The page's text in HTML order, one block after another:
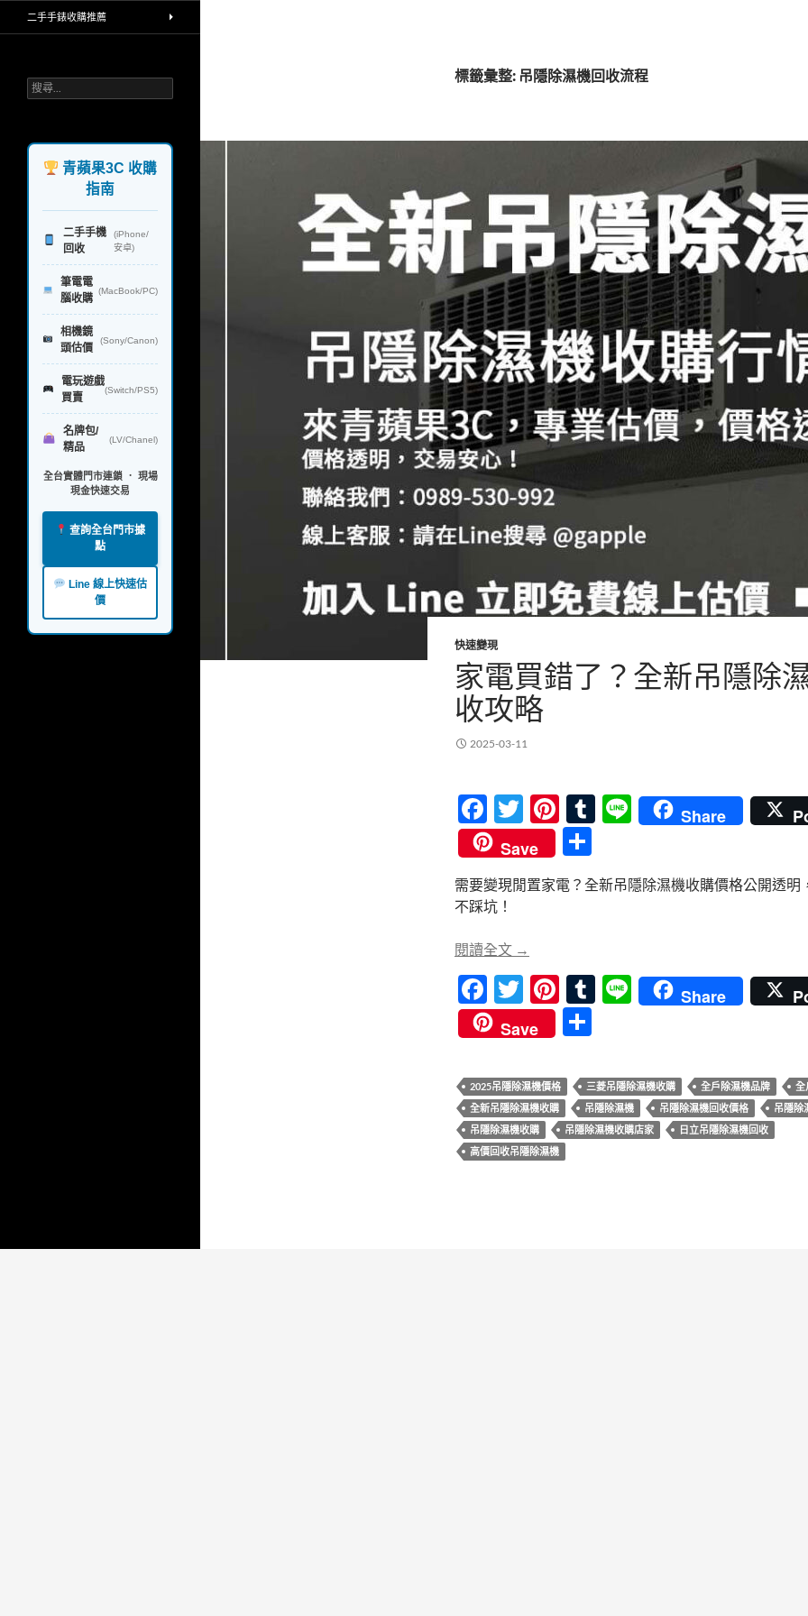
標籤彙整: 吊隱除濕機回收流程
快速變現
家電買錯了？全新吊隱除
收攻略
2025-03-11
F
ac
e
b
o
o
k
T
w
itt
er
Pi
nt
er
es
T
bl
Li
n
Share
Save
享
需要變現閒置家電？全新吊隱除濕機收購價格公開透明
不踩坑！
閱讀全文 家電買錯了？全新吊隱除濕機回收攻略
→
F
ac
e
b
o
o
k
T
w
itt
er
Pi
nt
er
es
t
T
bl
r
Li
n
Share
Save
2025吊隱除濕機價格 三菱吊隱除濕機收購 全戶除濕機品牌
全
全新吊隱除濕機收購
吊隱除濕機 吊隱除濕機回收價格
吊隱除
吊隱除濕機收購
吊隱除濕機收購店家
日立吊隱除濕機回收
高價回收吊隱除濕機
環保理念，回收再利用，不製造汙染
錶 禮券 rimowa行李箱 精品，台北 台
二手手錶收購推薦
搜
尋
字:
青蘋果3C 收購
指南
二手手機
回收
(iPhone/
安卓)
筆電電
腦收購
(MacBook/PC)
相機鏡
頭估價
(Sony/Canon)
電玩遊戲
買賣
(Switch/PS5)
名牌包/
精品
(LV/Chanel)
全台實體門市連鎖 ． 現場
現金快速交易
查詢全台門市據
點
Line 線上快速估
價